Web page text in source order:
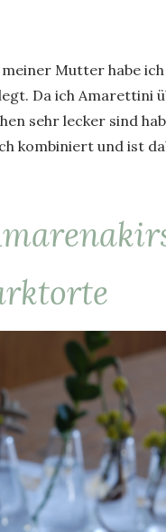
Mutter habe
Da ich Amarettini
sehr lecker sind
kombiniert und ist